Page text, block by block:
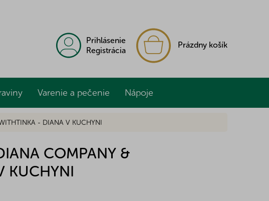
Prihlásenie
Registrácia
KOŠÍK
Prázdny košík
Varenie a pečenie Nápoje
- DIANA V KUCHYNI
COMPANY &
KUCHYNI